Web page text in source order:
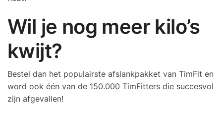
Wil je nog meer kilo’s
kwijt?
Bestel dan het populairste afslankpakket van TimFit en
word ook één van de 150.000 TimFitters die succesvol
zijn afgevallen!